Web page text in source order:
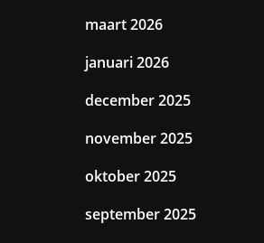
maart 2026
januari 2026
december 2025
november 2025
oktober 2025
september 2025